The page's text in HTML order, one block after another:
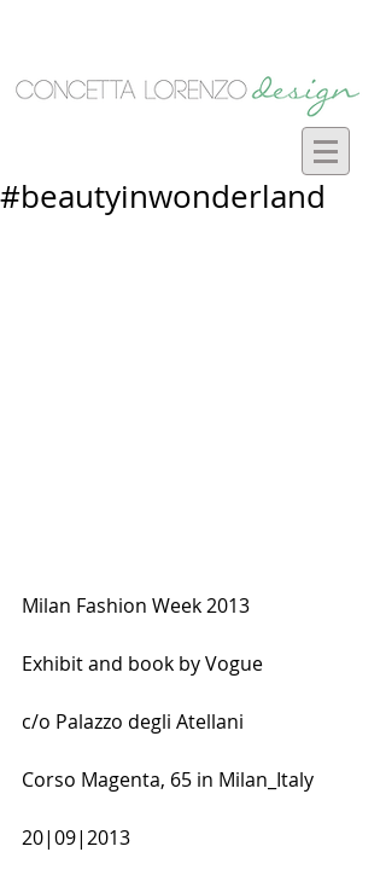
#beautyinwonderland
Milan Fashion Week 2013
Exhibit and book by Vogue
c/o Palazzo degli Atellani
Corso Magenta, 65 in Milan_Italy
20|09|2013